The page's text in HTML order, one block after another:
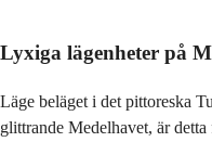
Lyxiga lägenheter på
Läge beläget i det pittoreska
glittrande Medelhavet, är